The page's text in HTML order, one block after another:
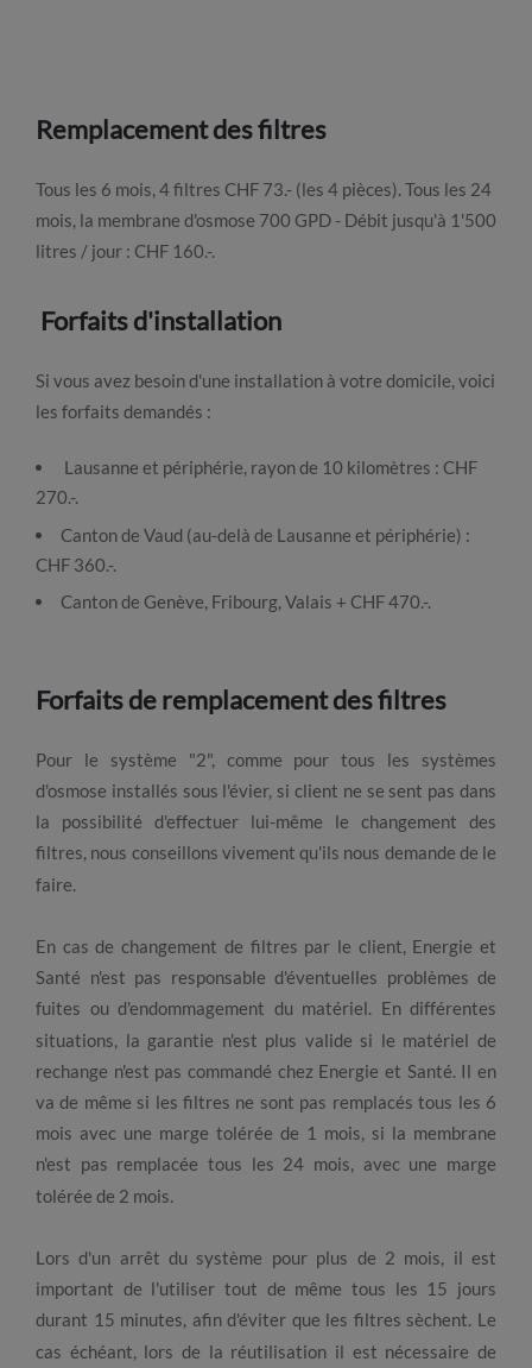
Remplacement des filtres
Tous les 6 mois, 4 filtres CHF 73.- (les 4 pièces). Tous les 24
mois, la membrane d'osmose 700 GPD - Débit jusqu'à 1'500
litres / jour : CHF 160.-.
Forfaits d'installation
Si vous avez besoin d'une installation à votre domicile, voici
les forfaits demandés :
Lausanne et périphérie, rayon de 10 kilomètres : CHF
270.-.
Canton de Vaud (au-delà de Lausanne et périphérie) :
CHF 360.-.
Canton de Genève, Fribourg, Valais + CHF 470.-.
Forfaits de remplacement des filtres
Pour le système "2", comme pour tous les systèmes
d'osmose installés sous l'évier, si client ne se sent pas dans
la possibilité d'effectuer lui-même le changement des
filtres, nous conseillons vivement qu'ils nous demande de le
faire.
En cas de changement de filtres par le client, Energie et
Santé n'est pas responsable d'éventuelles problèmes de
fuites ou d'endommagement du matériel. En différentes
situations, la garantie n'est plus valide si le matériel de
rechange n'est pas commandé chez Energie et Santé. Il en
va de même si les filtres ne sont pas remplacés tous les 6
mois avec une marge tolérée de 1 mois, si la membrane
n'est pas remplacée tous les 24 mois, avec une marge
tolérée de 2 mois.
Lors d'un arrêt du système pour plus de 2 mois, il est
important de l'utiliser tout de même tous les 15 jours
durant 15 minutes, afin d'éviter que les filtres sèchent. Le
cas échéant, lors de la réutilisation il est nécessaire de